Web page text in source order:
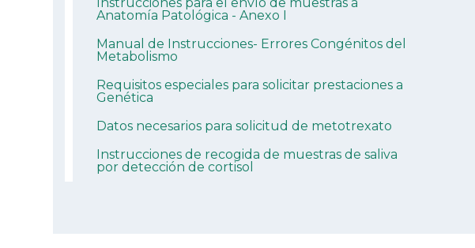
Anatomía Patológica - Anexo I
Manual de Instrucciones- Errores Congénitos del
Metabolismo
Requisitos especiales para solicitar prestaciones a
Genética
Datos necesarios para solicitud de metotrexato
Instrucciones de recogida de muestras de saliva
por detección de cortisol